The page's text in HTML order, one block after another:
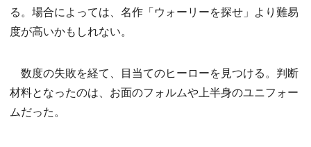
る。場合によっては、名作「ウォーリーを探せ」より難易
度が高いかもしれない。
数度の失敗を経て、目当てのヒーローを見つける。判断
材料となったのは、お面のフォルムや上半身のユニフォー
ムだった。